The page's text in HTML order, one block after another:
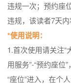
违规一次；预约座
违规，该读者7天内
*使用说明：
1.首次使用请关注“
用服务”-“预约座位
“座位”进入，在个